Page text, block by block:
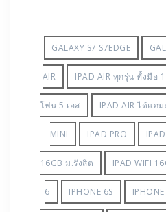
GALAXY S7 S7EDGE
AIR IPAD AIR ทุกรุ่น ทั้งมือ
โฟน 5 เอส IPAD AIR ได้แถ
MINI IPAD PRO
16GB ม.รังสิต IPAD WIFI
6 IPHONE 6S